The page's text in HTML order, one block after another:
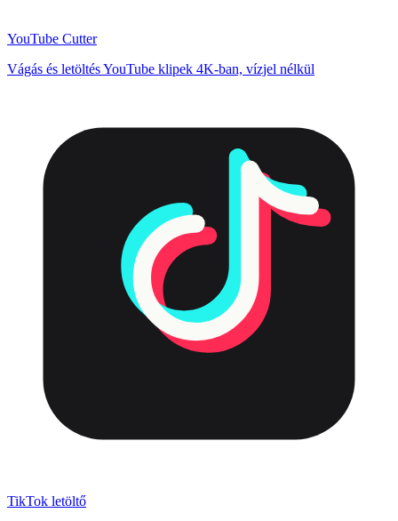
YouTube Cutter
Vágás és letöltés YouTube klipek 4K-ban, vízjel nélkül
TikTok letöltő